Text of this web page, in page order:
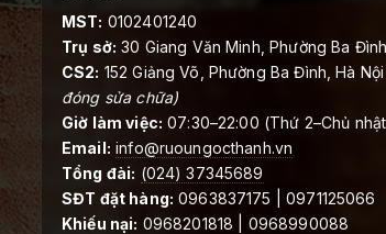
MST: 0102401240
Trụ sở: 30 Giang Văn Minh, Phường Ba
CS2: 152 Giảng Võ, Phường Ba Đình, Hà Nội
đóng sửa chữa)
Giờ làm việc: 07:30–22:00 (Thứ 2–Chủ
Email: info@ruoungocthanh.vn
Tổng đài: (024) 37345689
SĐT đặt hàng: 0963837175 | 0971125066
Khiếu nại: 0968201818 | 0968990088